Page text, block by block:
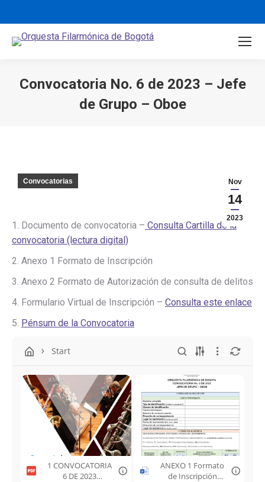
Convocatoria No. 6 de 2023 – Jefe
de Grupo – Oboe
Nov
14
2023
Convocatorias
1. Documento de convocatoria – Consulta Cartilla de la
convocatoria (lectura digital)
2. Anexo 1 Formato de Inscripción
3. Anexo 2 Formato de Autorización de consulta de delitos
4. Formulario Virtual de Inscripción – Consulta este enlace
5. Pénsum de la Convocatoria
Start
1 CONVOCATORIA
6 DE 2023
ANEXO 1 Formato
de Inscripción